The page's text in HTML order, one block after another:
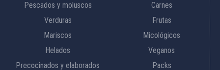
Pescados y moluscos
Verduras
Mariscos
Helados
Precocinados y elaborados
Carnes
Frutas
Micológicos
Veganos
Packs